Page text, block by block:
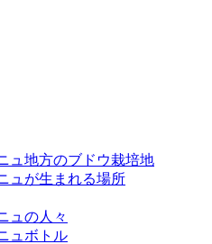
ュ地方のブドウ栽培地
ュが生まれる場所
ュの人々
ュボトル